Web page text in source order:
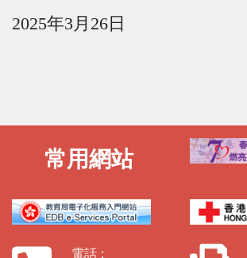
2025年3月 26日
常用網站
電話 :